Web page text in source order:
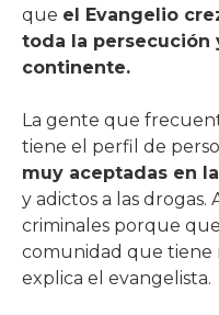
que el Evangelio
toda la persecución
continente.
La gente que
tiene el perfil de
muy aceptadas en
y adictos a las drogas.
criminales porque
comunidad que tiene
explica el evangelista.